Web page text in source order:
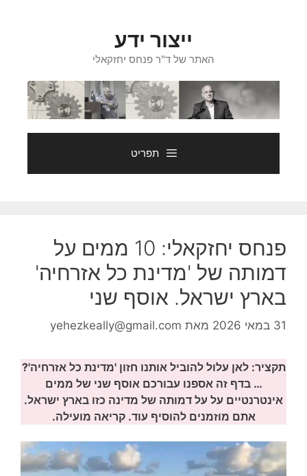
ייצור ידע
האתר של ד"ר פנחס יחזקאלי
תפריט
פנחס יחזקאלי: 10 ממים על
דמותה של 'מדינת כל אזרחיה'
בארץ ישראל. אוסף שני
31 במאי 2026 מאת yehezkeally@gmail.com
תקציר:לאן עלול להוביל אותנו חזון 'מדינת כל אזרחיה'?
… בדף זה אספנו עבורכם אוסף שני של ממים
אינטרנטיים על על דמותה של מדינה כזו בארץ ישראל.
אתם מוזמנים להוסיף עוד. קריאה מועילה.